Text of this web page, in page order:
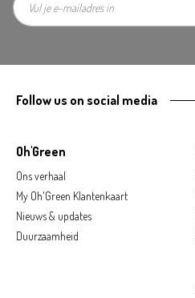
Oh'Green
Ons verhaal
My Oh'Green Klantenkaart
Nieuws & updates
Duurzaamheid
Follow us on social media